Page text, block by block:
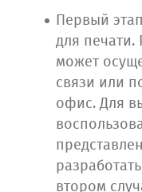
Первый
для печати.
может
связи или
офис. Для
втором